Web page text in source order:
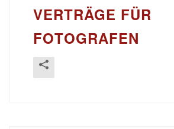
VERTRÄGE FÜR
FOTOGRAFEN